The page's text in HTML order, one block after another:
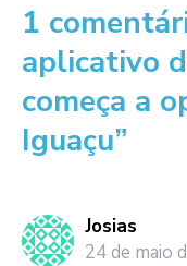
1
aplicativo
começa a
Iguaçu”
Josias
24 de maio